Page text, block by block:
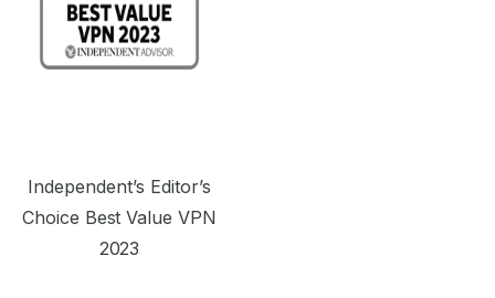
Independent’s Editor’s
Choice Best Value VPN
2023